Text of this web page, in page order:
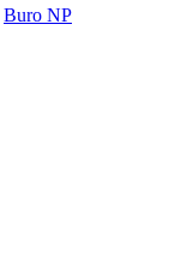
Buro NP